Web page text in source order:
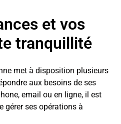
et vos
tranquillité
met à disposition plusieurs
aux besoins de ses
email ou en ligne, il est
gérer ses opérations à